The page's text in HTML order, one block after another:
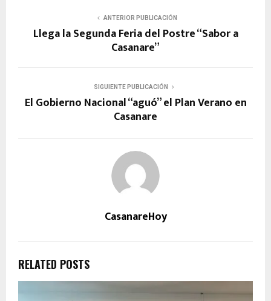
ANTERIOR PUBLICACIÓN
Llega la Segunda Feria del Postre “Sabor a
Casanare”
SIGUIENTE PUBLICACIÓN
El Gobierno Nacional “aguó” el Plan Verano en
Casanare
CasanareHoy
RELATED POSTS